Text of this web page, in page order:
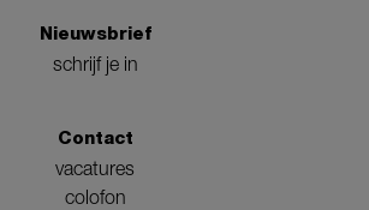
Nieuwsbrief
schrijf je in
Contact
vacatures
colofon